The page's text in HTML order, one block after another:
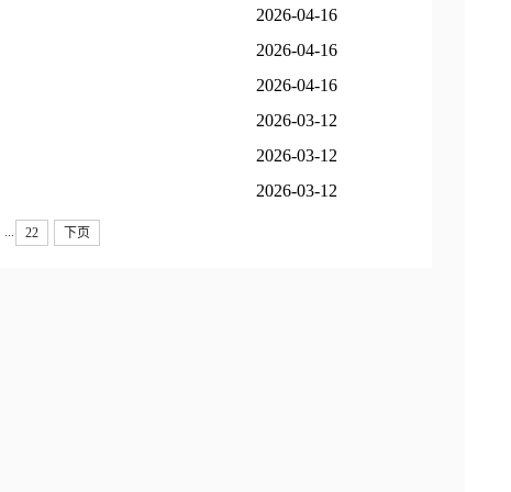
2026-04-16
2026-04-16
2026-04-16
2026-03-12
2026-03-12
2026-03-12
22 下页